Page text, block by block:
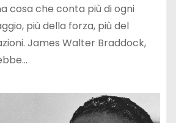
cosa che conta più di ogni
più della forza, più del
James Walter Braddock,